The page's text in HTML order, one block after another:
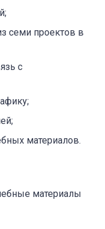
семи проектов в
с
материалов.
материалы